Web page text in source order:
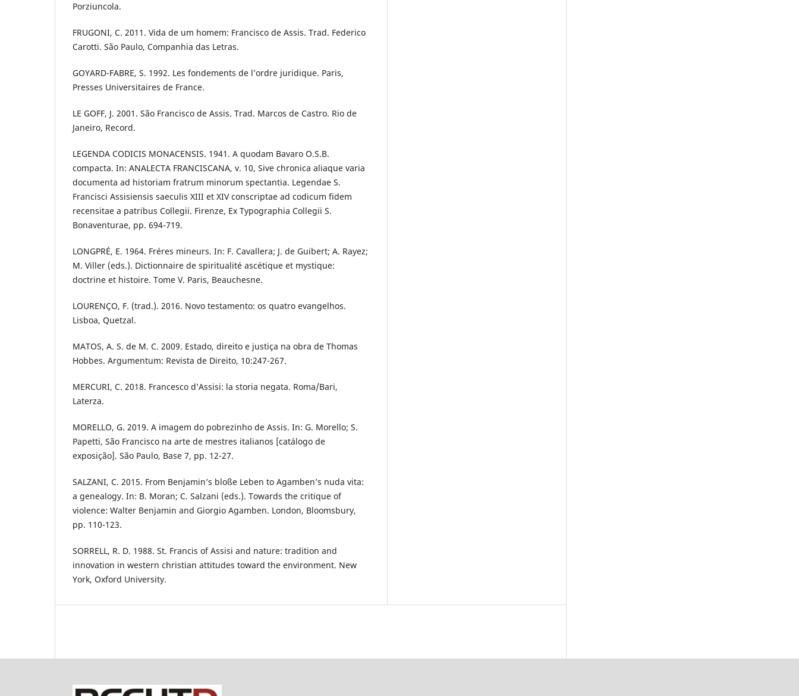
Porziuncola.
FRUGONI, C. 2011. Vida de um homem: Francisco de Assis. Trad. Federico
Carotti. São Paulo, Companhia das Letras.
GOYARD-FABRE, S. 1992. Les fondements de l’ordre juridique. Paris,
Presses Universitaires de France.
LE GOFF, J. 2001. São Francisco de Assis. Trad. Marcos de Castro. Rio de
Janeiro, Record.
LEGENDA CODICIS MONACENSIS. 1941. A quodam Bavaro O.S.B.
compacta. In: ANALECTA FRANCISCANA, v. 10, Sive chronica aliaque varia
documenta ad historiam fratrum minorum spectantia. Legendae S.
Francisci Assisiensis saeculis XIII et XIV conscriptae ad codicum fidem
recensitae a patribus Collegii. Firenze, Ex Typographia Collegii S.
Bonaventurae, pp. 694-719.
LONGPRÉ, E. 1964. Fréres mineurs. In: F. Cavallera; J. de Guibert; A. Rayez;
M. Viller (eds.). Dictionnaire de spiritualité ascétique et mystique:
doctrine et histoire. Tome V. Paris, Beauchesne.
LOURENÇO, F. (trad.). 2016. Novo testamento: os quatro evangelhos.
Lisboa, Quetzal.
MATOS, A. S. de M. C. 2009. Estado, direito e justiça na obra de Thomas
Hobbes. Argumentum: Revista de Direito, 10:247-267.
MERCURI, C. 2018. Francesco d’Assisi: la storia negata. Roma/Bari,
Laterza.
MORELLO, G. 2019. A imagem do pobrezinho de Assis. In: G. Morello; S.
Papetti, São Francisco na arte de mestres italianos [catálogo de
exposição]. São Paulo, Base 7, pp. 12-27.
SALZANI, C. 2015. From Benjamin’s bloße Leben to Agamben’s nuda vita:
a genealogy. In: B. Moran; C. Salzani (eds.). Towards the critique of
violence: Walter Benjamin and Giorgio Agamben. London, Bloomsbury,
pp. 110-123.
SORRELL, R. D. 1988. St. Francis of Assisi and nature: tradition and
innovation in western christian attitudes toward the environment. New
York, Oxford University.